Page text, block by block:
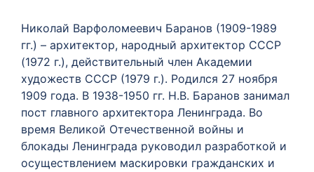
Николай Варфоломеевич Баранов (1909-1989
гг.) – архитектор, народный архитектор СССР
(1972 г.), действительный член Академии
художеств СССР (1979 г.). Родился 27 ноября
1909 года. В 1938-1950 гг. Н.В. Баранов занимал
пост главного архитектора Ленинграда. Во
время Великой Отечественной войны и
блокады Ленинграда руководил разработкой и
осуществлением маскировки гражданских и